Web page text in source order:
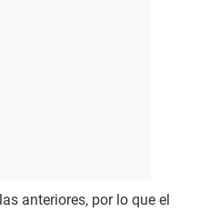
anteriores, por lo que el